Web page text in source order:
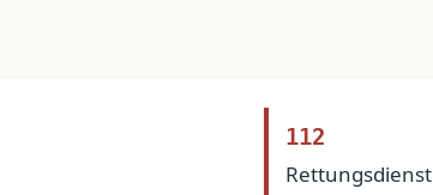
112
Rettungsdienst